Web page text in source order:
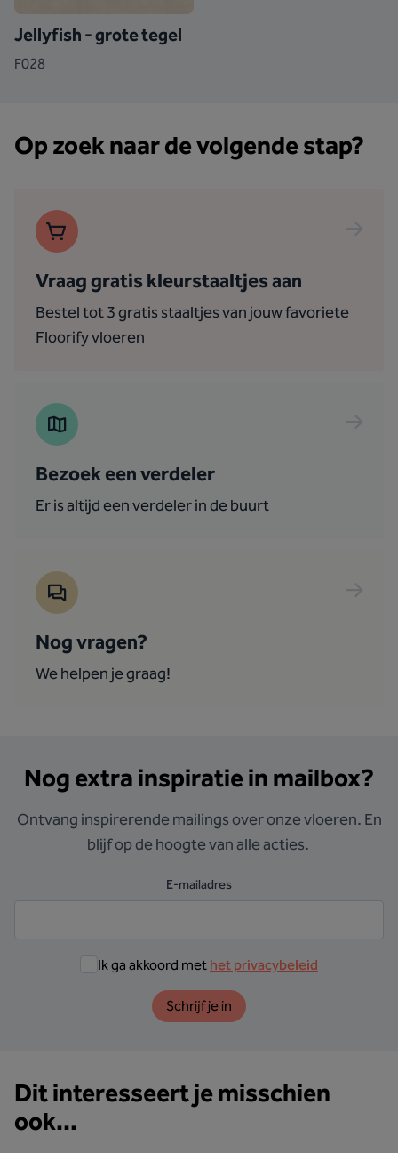
Jellyfish - grote tegel
F028
Op zoek naar de volgende stap?
Vraag gratis kleurstaaltjes aan
Bestel tot 3 gratis staaltjes van jouw favoriete
Floorify vloeren
Bezoek een verdeler
Er is altijd een verdeler in de buurt
Nog vragen?
We helpen je graag!
Nog extra inspiratie in mailbox?
Ontvang inspirerende mailings over onze vloeren. En
blijf op de hoogte van alle acties.
E-mailadres
Ik ga akkoord met het privacybeleid
Schrijf je in
Dit interesseert je misschien
ook...